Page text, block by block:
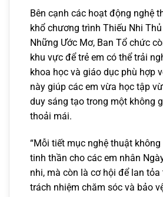
Bên cạnh các hoạt động nghệ
khổ chương trình Thiếu Nhi
Những Ước Mơ, Ban Tổ chức
khu vực để trẻ em có thể trải
khoa học và giáo dục phù hợp
này giúp các em vừa học tập
duy sáng tạo trong một không
thoải mái.
“Mỗi tiết mục nghệ thuật
tinh thần cho các em nhân
nhi, mà còn là cơ hội để lan
trách nhiệm chăm sóc và bảo